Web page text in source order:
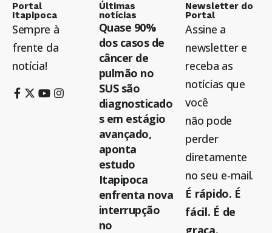
Portal
Itapipoca
Sempre à
frente da
notícia!
Últimas
notícias
Quase 90%
dos casos de
câncer de
pulmão no
SUS são
diagnosticado
s em estágio
avançado,
aponta
estudo
Itapipoca
enfrenta nova
interrupção
no
Newsletter do
Portal
Assine a
newsletter e
receba as
notícias que
você
não pode
perder
diretamente
no seu e-mail.
É rápido. É
fácil. É de
graça.